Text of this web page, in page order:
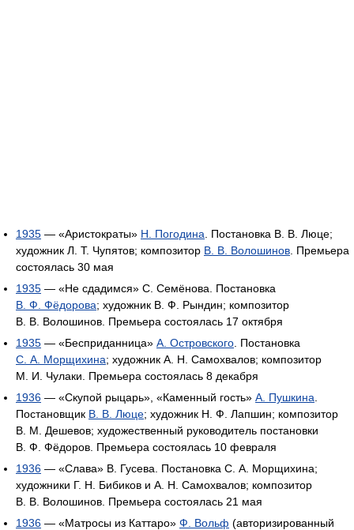
1935 — «Аристократы» Н. Погодина . Постановка В. В. Люце;
художник Л. Т. Чупятов; композитор В. В. Волошинов . Премьера
состоялась 30 мая
1935 — «Не сдадимся» C. Семёнова. Постановка
В. Ф. Фёдорова; художник В. Ф. Рындин; композитор
В. В. Волошинов. Премьера состоялась 17 октября
1935 — «Бесприданница» A. Островского . Постановка
С. А. Морщихина; художник А. Н. Самохвалов; композитор
М. И. Чулаки. Премьера состоялась 8 декабря
1936 — «Скупой рыцарь», «Каменный гость» А. Пушкина
Постановщик В. В. Люце; художник Н. Ф. Лапшин; композитор
В. М. Дешевов; художественный руководитель постановки
В. Ф. Фёдоров. Премьера состоялась 10 февраля
1936 — «Слава» B. Гусева. Постановка С. А. Морщихина;
художники Г. Н. Бибиков и А. Н. Самохвалов; композитор
В. В. Волошинов. Премьера состоялась 21 мая
1936 — «Матросы из Каттаро» Ф. Вольф (авторизированный